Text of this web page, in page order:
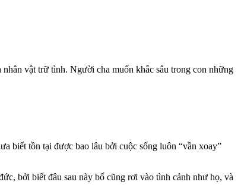
vật trữ tình. Người cha muốn khắc sâu trong con những
biết tồn tại được bao lâu bởi cuộc sống luôn “vần xoay”
bởi biết đâu sau này bố cũng rơi vào tình cảnh như họ, và